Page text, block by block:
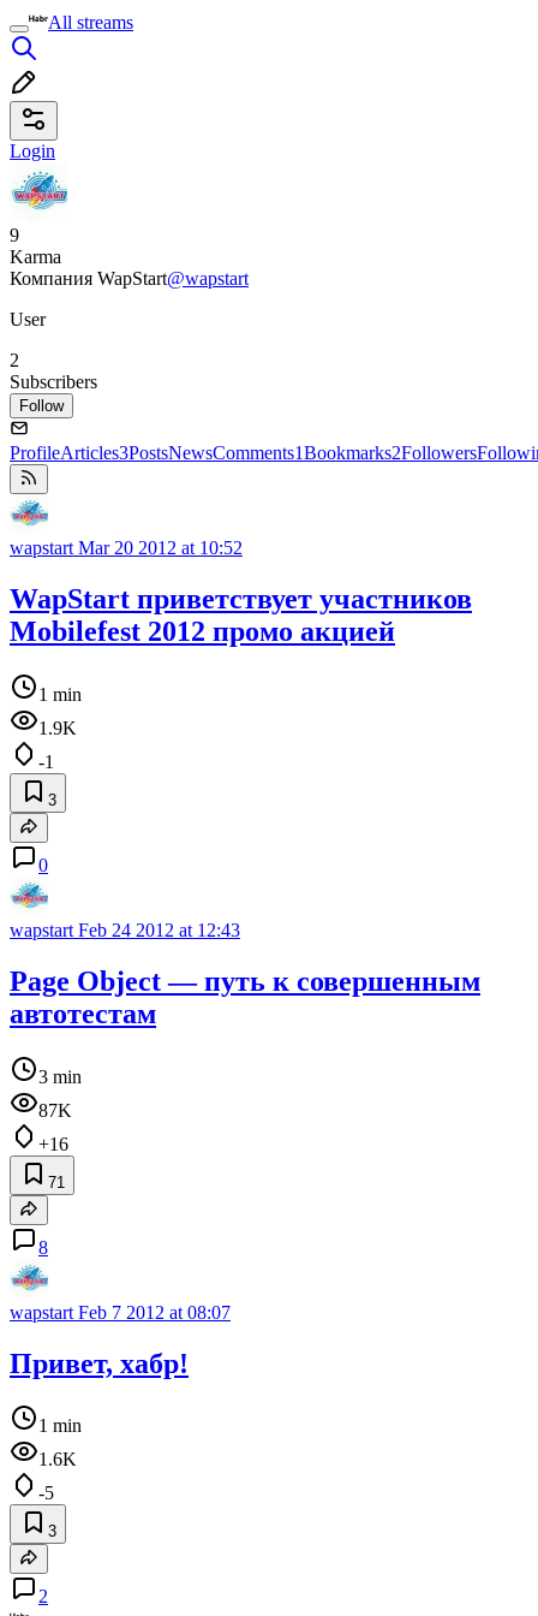
All streams
Login
9
Karma
Компания WapStart@wapstart
User
2
Subscribers
Follow
ProfileArticles3PostsNewsComments1Bookmarks2Followers
wapstart Mar 20 2012 at 10:52
WapStart приветствует участников
Mobilefest 2012 промо акцией
1 min
1.9K
-1
3
0
wapstart Feb 24 2012 at 12:43
Page Object — путь к совершенным
автотестам
3 min
87K
+16
71
8
wapstart Feb 7 2012 at 08:07
Привет, хабр!
1 min
1.6K
-5
3
2